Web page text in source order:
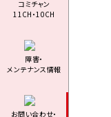
コミチャン
11CH・10CH
障害・
メンテナンス情報
お問い合わせ・